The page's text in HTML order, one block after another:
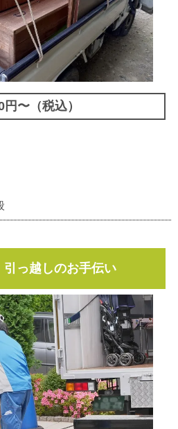
〜（税込）
引っ越しのお手伝い